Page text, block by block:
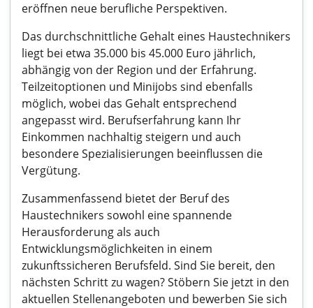
eröffnen neue berufliche Perspektiven.
Das durchschnittliche Gehalt eines Haustechnikers
liegt bei etwa 35.000 bis 45.000 Euro jährlich,
abhängig von der Region und der Erfahrung.
Teilzeitoptionen und Minijobs sind ebenfalls
möglich, wobei das Gehalt entsprechend
angepasst wird. Berufserfahrung kann Ihr
Einkommen nachhaltig steigern und auch
besondere Spezialisierungen beeinflussen die
Vergütung.
Zusammenfassend bietet der Beruf des
Haustechnikers sowohl eine spannende
Herausforderung als auch
Entwicklungsmöglichkeiten in einem
zukunftssicheren Berufsfeld. Sind Sie bereit, den
nächsten Schritt zu wagen? Stöbern Sie jetzt in den
aktuellen Stellenangeboten und bewerben Sie sich